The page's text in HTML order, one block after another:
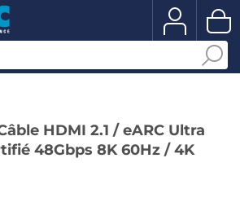
HDMI 2.1 / eARC Ultra
48Gbps 8K 60Hz / 4K